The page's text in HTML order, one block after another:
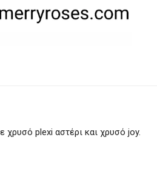
χρυσό plexi αστέρι και χρυσό joy.